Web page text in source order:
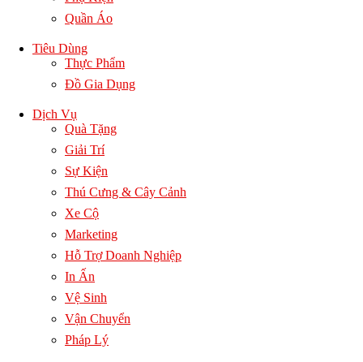
Quần Áo
Tiêu Dùng
Thực Phẩm
Đồ Gia Dụng
Dịch Vụ
Quà Tặng
Giải Trí
Sự Kiện
Thú Cưng & Cây Cảnh
Xe Cộ
Marketing
Hỗ Trợ Doanh Nghiệp
In Ấn
Vệ Sinh
Vận Chuyển
Pháp Lý